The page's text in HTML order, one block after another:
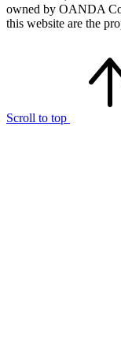
owned by OANDA
this website are the
Scroll to top